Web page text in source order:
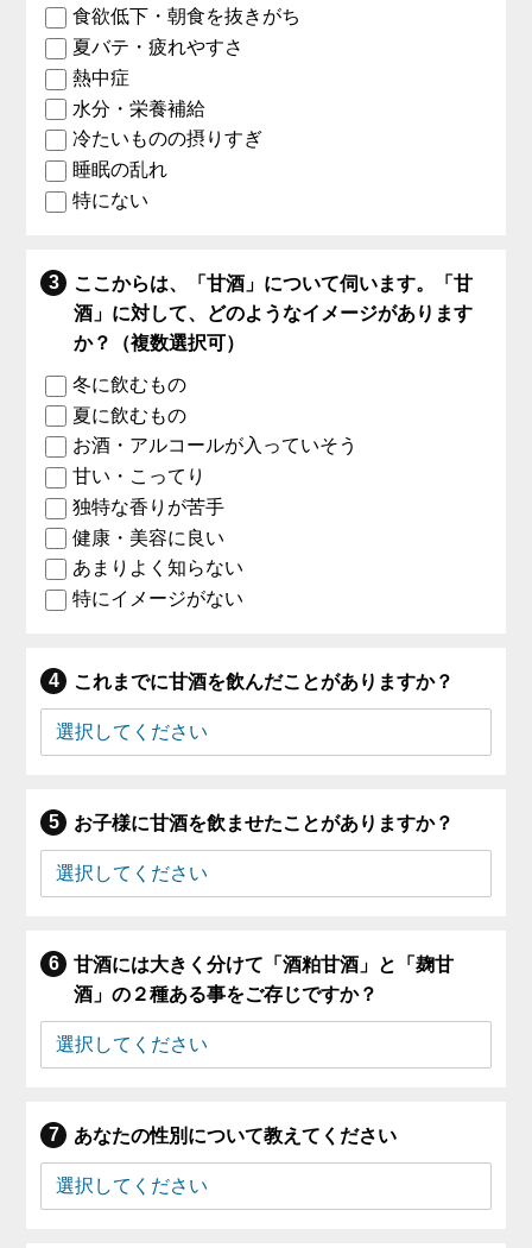
食欲低下・朝食を抜きがち
夏バテ・疲れやすさ
熱中症
水分・栄養補給
冷たいものの摂りすぎ
睡眠の乱れ
特にない
ここからは、「甘酒」について伺います。「甘
酒」に対して、どのようなイメージがあります
か？（複数選択可）
冬に飲むもの
夏に飲むもの
お酒・アルコールが入っていそう
甘い・こってり
独特な香りが苦手
健康・美容に良い
あまりよく知らない
特にイメージがない
これまでに甘酒を飲んだことがありますか？
お子様に甘酒を飲ませたことがありますか？
甘酒には大きく分けて「酒粕甘酒」と「麹甘
酒」の２種ある事をご存じですか？
あなたの性別について教えてください